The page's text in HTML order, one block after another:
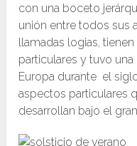
con una boceto
unión entre todos sus
llamadas logias,
particulares y tuvo
Europa durante el
aspectos particulares
desarrollan bajo el